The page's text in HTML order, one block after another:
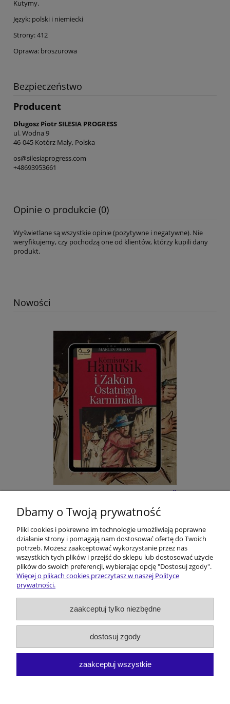
Kutymy.
Język: polski i niemiecki
Strony: 412
Oprawa: broszurowa
Bezpieczeństwo
Producent
Długosz Piotr SILESIA PROGRESS
ul. Wodna 9
46-045 Kotórz Mały, Polska
os@silesiaprogress.com
+48693953661
Opinie o produkcie (0)
Wyświetlane są wszystkie opinie (pozytywne i negatywne). Nie
weryfikujemy, czy pochodzą one od klientów, którzy kupili dany
produkt.
Nowości
E-BOOK: Kōmisorz Hanusik i Zakōn Ôstatnigo
Karminadla - M. Melon
22,00 zł
do koszyka
Pomoc
Dostawa i koszty
Moje konto
O firmie
Dbamy o Twoją prywatność
Pliki cookies i pokrewne im technologie umożliwiają poprawne
działanie strony i pomagają nam dostosować ofertę do Twoich
potrzeb. Możesz zaakceptować wykorzystanie przez nas
wszystkich tych plików i przejść do sklepu lub dostosować użycie
plików do swoich preferencji, wybierając opcję "Dostosuj zgody".
Więcej o plikach cookies przeczytasz w naszej Polityce
prywatności.
zaakceptuj tylko niezbędne
dostosuj zgody
zaakceptuj wszystkie